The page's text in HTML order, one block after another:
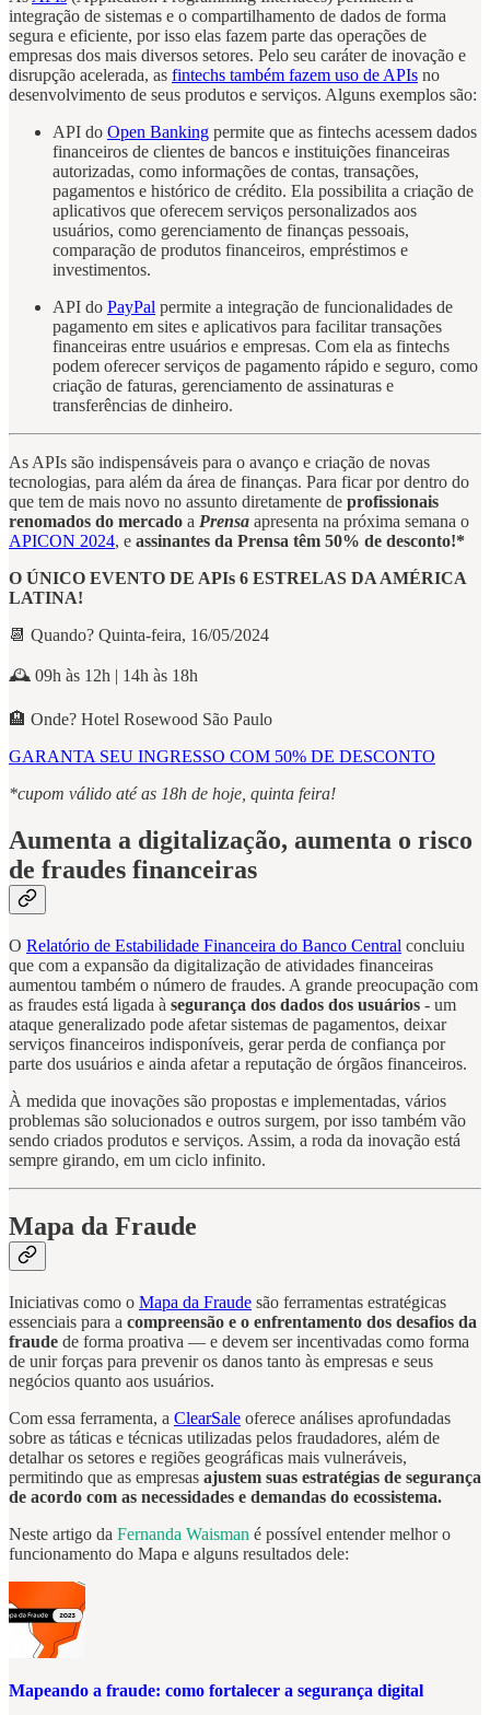
integração de sistemas e o compartilhamento de dados de forma
segura e eficiente, por isso elas fazem parte das operações de
empresas dos mais diversos setores. Pelo seu caráter de inovação e
disrupção acelerada, as fintechs também fazem uso de APIs no
desenvolvimento de seus produtos e serviços. Alguns exemplos são:
API do Open Banking permite que as fintechs acessem dados
financeiros de clientes de bancos e instituições financeiras
autorizadas, como informações de contas, transações,
pagamentos e histórico de crédito. Ela possibilita a criação de
aplicativos que oferecem serviços personalizados aos
usuários, como gerenciamento de finanças pessoais,
comparação de produtos financeiros, empréstimos e
investimentos.
API do PayPal permite a integração de funcionalidades de
pagamento em sites e aplicativos para facilitar transações
financeiras entre usuários e empresas. Com ela as fintechs
podem oferecer serviços de pagamento rápido e seguro, como
criação de faturas, gerenciamento de assinaturas e
transferências de dinheiro.
As APIs são indispensáveis para o avanço e criação de novas
tecnologias, para além da área de finanças. Para ficar por dentro do
que tem de mais novo no assunto diretamente de profissionais
renomados do mercado a Prensa apresenta na próxima semana o
APICON 2024, e assinantes da Prensa têm 50% de desconto!*
O ÚNICO EVENTO DE APIs 6 ESTRELAS DA AMÉRICA
LATINA!
📆 Quando? Quinta-feira, 16/05/2024
🕰️ 09h às 12h | 14h às 18h
🏨 Onde? Hotel Rosewood São Paulo
GARANTA SEU INGRESSO COM 50% DE DESCONTO
*cupom válido até as 18h de hoje, quinta feira!
Aumenta a digitalização, aumenta o risco
de fraudes financeiras
O Relatório de Estabilidade Financeira do Banco Central concluiu
que com a expansão da digitalização de atividades financeiras
aumentou também o número de fraudes. A grande preocupação com
as fraudes está ligada à segurança dos dados dos usuários - um
ataque generalizado pode afetar sistemas de pagamentos, deixar
serviços financeiros indisponíveis, gerar perda de confiança por
parte dos usuários e ainda afetar a reputação de órgãos financeiros.
À medida que inovações são propostas e implementadas, vários
problemas são solucionados e outros surgem, por isso também vão
sendo criados produtos e serviços. Assim, a roda da inovação está
sempre girando, em um ciclo infinito.
Mapa da Fraude
Iniciativas como o Mapa da Fraude são ferramentas estratégicas
essenciais para a compreensão e o enfrentamento dos desafios da
fraude de forma proativa — e devem ser incentivadas como forma
de unir forças para prevenir os danos tanto às empresas e seus
negócios quanto aos usuários.
Com essa ferramenta, a ClearSale oferece análises aprofundadas
sobre as táticas e técnicas utilizadas pelos fraudadores, além de
detalhar os setores e regiões geográficas mais vulneráveis,
permitindo que as empresas ajustem suas estratégias de segurança
de acordo com as necessidades e demandas do ecossistema.
Neste artigo da Fernanda Waisman é possível entender melhor o
funcionamento do Mapa e alguns resultados dele:
Mapeando a fraude: como fortalecer a segurança digital